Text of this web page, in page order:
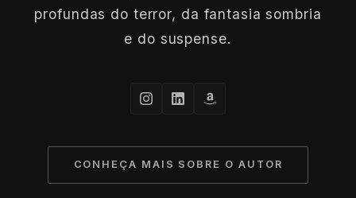
profundas do terror, da fantasia sombria
e do suspense.
CONHEÇA MAIS SOBRE O AUTOR